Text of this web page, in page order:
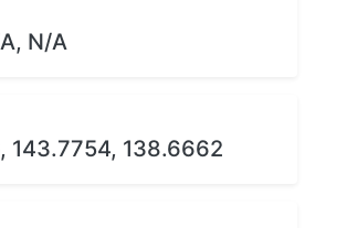
N/A
143.7754, 138.6662